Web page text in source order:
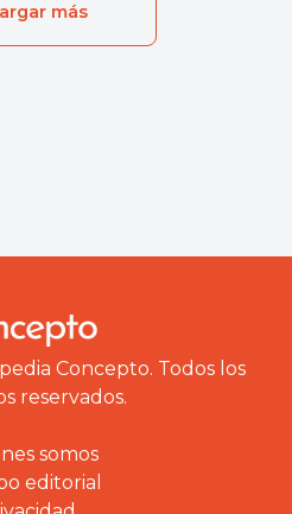
más
Concepto. Todos los
reservados.
somos
editorial